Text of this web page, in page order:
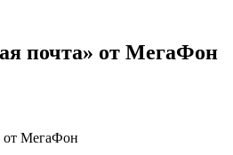
почта» от МегаФон
от МегаФон